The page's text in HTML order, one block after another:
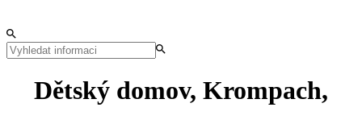
Dětský domov, Krompach,